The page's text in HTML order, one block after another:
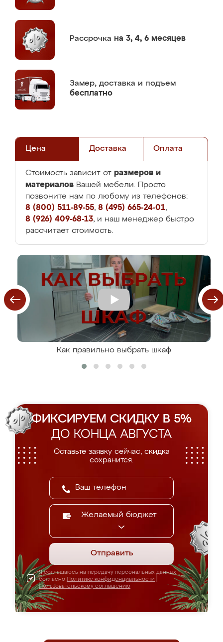
Рассрочка на 3, 4, 6 месяцев
Замер, доставка и подъем
бесплатно
Цена Доставка Оплата
Стоимость зависит от размеров и
материалов Вашей мебели. Просто
позвоните нам по любому из телефонов:
8 (800) 511-89-55, 8 (495) 665-24-01,
8 (926) 409-68-13, и наш менеджер быстро
рассчитает стоимость.
Как правильно выбрать шкаф
ФИКСИРУЕМ СКИДКУ В 5%
ДО КОНЦА АВГУСТА
Оставьте заявку сейчас, скидка
сохранится.
Желаемый бюджет
Отправить
Я соглашаюсь на передачу персональных данных
согласно Политике конфиденциальности
Пользовательскому соглашению